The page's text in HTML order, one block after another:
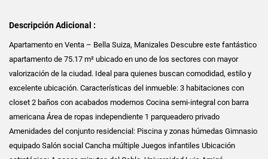
Descripción Adicional :
Apartamento en Venta – Bella Suiza, Manizales Descubre este fantástico
apartamento de 75.17 m² ubicado en uno de los sectores con mayor
valorización de la ciudad. Ideal para quienes buscan comodidad, estilo y
excelente ubicación. Características del inmueble: 3 habitaciones con
closet 2 baños con acabados modernos Cocina semi-integral con barra
americana Área de ropas independiente 1 parqueadero privado
Amenidades del conjunto residencial: Piscina y zonas húmedas Gimnasio
equipado Salón social Cancha múltiple Juegos infantiles Ubicación